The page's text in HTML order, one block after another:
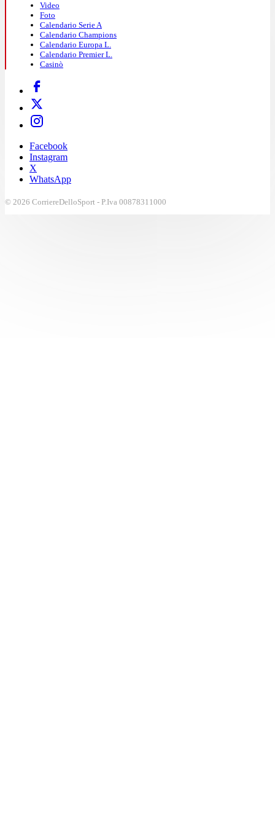
Video
Foto
Calendario Serie A
Calendario Champions
Calendario Europa L.
Calendario Premier L.
Casinò
Facebook
Instagram
X
WhatsApp
© 2026 CorriereDelloSport - P.Iva 00878311000